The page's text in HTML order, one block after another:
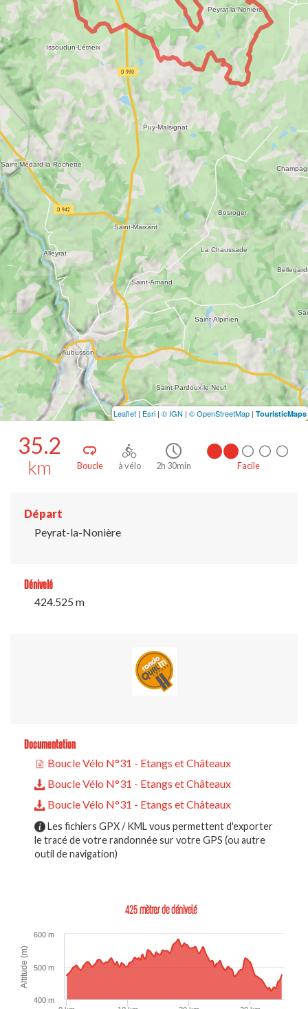
35.2
km Boucle à vélo 2h 30min Facile
Départ
Peyrat-la-Nonière
Dénivelé
424.525 m
Documentation
Boucle Vélo N°31 - Etangs et Châteaux
Boucle Vélo N°31 - Etangs et Châteaux
Boucle Vélo N°31 - Etangs et Châteaux
Les fichiers GPX / KML vous permettent d'exporter
le tracé de votre randonnée sur votre GPS (ou autre
outil de navigation)
425 mètres de dénivelé
Altitude (m)
400 m
500 m
600 m
Leaflet | Esri | © IGN | © OpenStreetMap | TouristicMaps